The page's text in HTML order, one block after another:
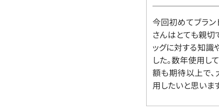
今回初めてブラン
さんはとても親切
ッグに対する知識
した。数年使用し
額も期待以上で、
用したいと思いま